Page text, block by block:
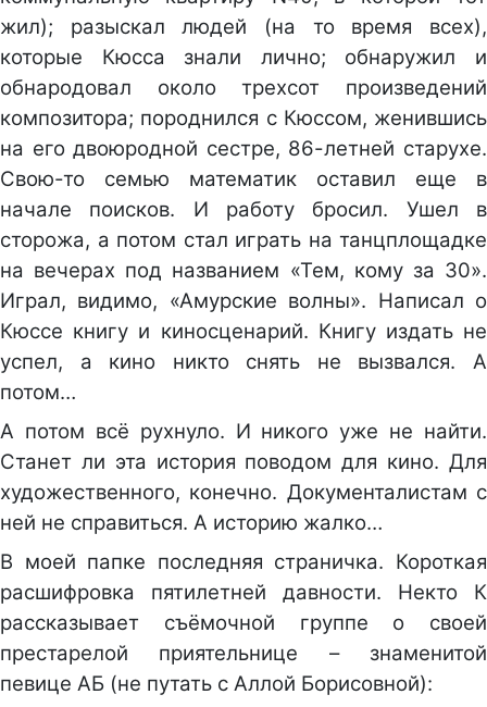
жил); разыскал людей (на то время всех),
которые Кюсса знали лично; обнаружил и
обнародовал около трехсот произведений
композитора; породнился с Кюссом, женившись
на его двоюродной сестре, 86-летней старухе.
Свою-то семью математик оставил еще в
начале поисков. И работу бросил. Ушел в
сторожа, а потом стал играть на танцплощадке
на вечерах под названием «Тем, кому за 30».
Играл, видимо, «Амурские волны». Написал о
Кюссе книгу и киносценарий. Книгу издать не
успел, а кино никто снять не вызвался. А
потом…
А потом всё рухнуло. И никого уже не найти.
Станет ли эта история поводом для кино. Для
художественного, конечно. Документалистам с
ней не справиться. А историю жалко…
В моей папке последняя страничка. Короткая
расшифровка пятилетней давности. Некто К
рассказывает съёмочной группе о своей
престарелой приятельнице – знаменитой
певице АБ (не путать с Аллой Борисовной):